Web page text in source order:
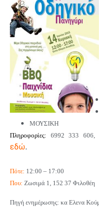
ΜΟΥΣΙΚΗ
Πληροφορίες: 6992 333 606,
εδώ.
Πότε: 12:00 – 17:00
Που: Ζωσιμά 1, 152 37 Φιλοθέη
Πηγή ενημέρωσης: κα Ελενα